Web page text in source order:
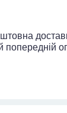
попередній